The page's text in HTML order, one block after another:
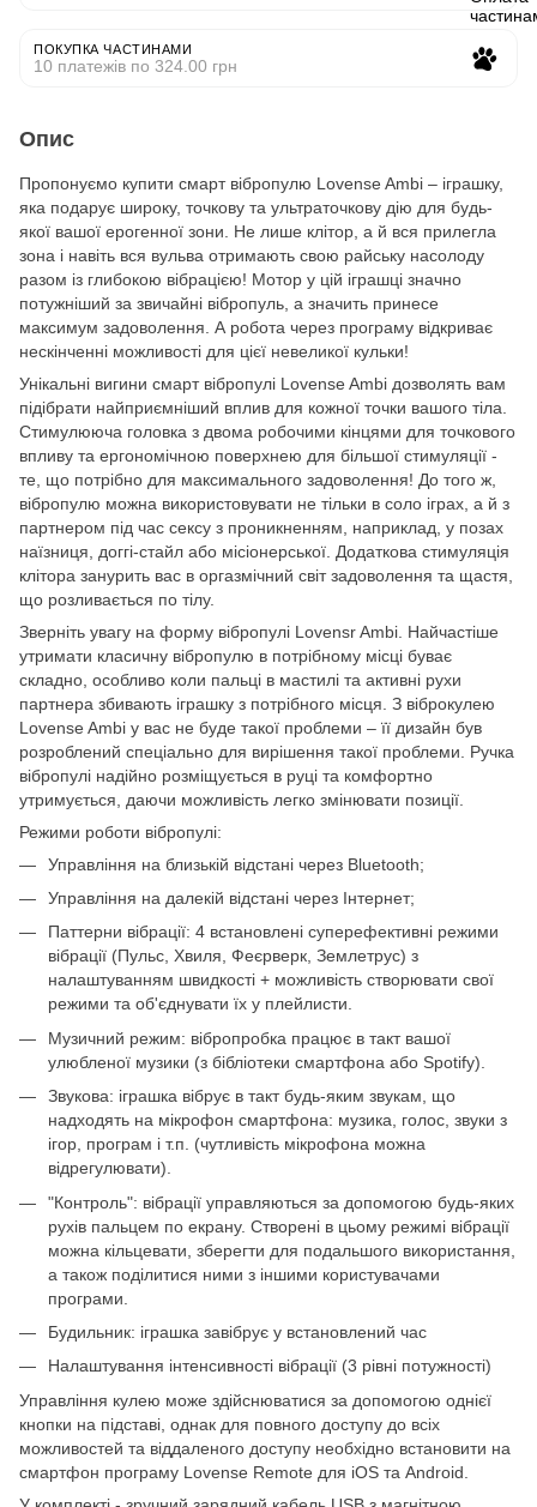
ПОКУПКА ЧАСТИНАМИ
10 платежів по 324.00 грн
Опис
Пропонуємо купити смарт вібропулю Lovense Ambi – іграшку,
яка подарує широку, точкову та ультраточкову дію для будь-
якої вашої ерогенної зони. Не лише клітор, а й вся прилегла
зона і навіть вся вульва отримають свою райську насолоду
разом із глибокою вібрацією! Мотор у цій іграшці значно
потужніший за звичайні вібропуль, а значить принесе
максимум задоволення. А робота через програму відкриває
нескінченні можливості для цієї невеликої кульки!
Унікальні вигини смарт вібропулі Lovense Ambi дозволять вам
підібрати найприємніший вплив для кожної точки вашого тіла.
Стимулююча головка з двома робочими кінцями для точкового
впливу та ергономічною поверхнею для більшої стимуляції -
те, що потрібно для максимального задоволення! До того ж,
вібропулю можна використовувати не тільки в соло іграх, а й з
партнером під час сексу з проникненням, наприклад, у позах
наїзниця, доггі-стайл або місіонерської. Додаткова стимуляція
клітора занурить вас в оргазмічний світ задоволення та щастя,
що розливається по тілу.
Зверніть увагу на форму вібропулі Lovensr Ambi. Найчастіше
утримати класичну вібропулю в потрібному місці буває
складно, особливо коли пальці в мастилі та активні рухи
партнера збивають іграшку з потрібного місця. З віброкулею
Lovense Ambi у вас не буде такої проблеми – її дизайн був
розроблений спеціально для вирішення такої проблеми. Ручка
вібропулі надійно розміщується в руці та комфортно
утримується, даючи можливість легко змінювати позиції.
Режими роботи вібропулі:
Управління на близькій відстані через Bluetooth;
Управління на далекій відстані через Інтернет;
Паттерни вібрації: 4 встановлені суперефективні режими
вібрації (Пульс, Хвиля, Феєрверк, Землетрус) з
налаштуванням швидкості + можливість створювати свої
режими та об'єднувати їх у плейлисти.
Музичний режим: вібропробка працює в такт вашої
улюбленої музики (з бібліотеки смартфона або Spotify).
Звукова: іграшка вібрує в такт будь-яким звукам, що
надходять на мікрофон смартфона: музика, голос, звуки з
ігор, програм і т.п. (чутливість мікрофона можна
відрегулювати).
"Контроль": вібрації управляються за допомогою будь-яких
рухів пальцем по екрану. Створені в цьому режимі вібрації
можна кільцевати, зберегти для подальшого використання,
а також поділитися ними з іншими користувачами
програми.
Будильник: іграшка завібрує у встановлений час
Налаштування інтенсивності вібрації (3 рівні потужності)
Управління кулею може здійснюватися за допомогою однієї
кнопки на підставі, однак для повного доступу до всіх
можливостей та віддаленого доступу необхідно встановити на
смартфон програму Lovense Remote для iOS та Android.